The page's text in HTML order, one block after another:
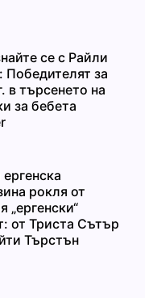
се с Райли
за
в търсенето на
за бебета
ергенска
рокля от
„ергенски“
от Триста Сътър
Търстън